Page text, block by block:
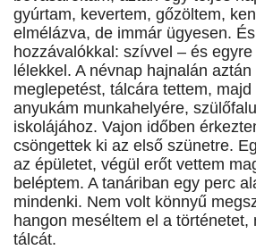
gyúrtam, kevertem, gőzöltem,
elmélázva, de immár ügyesen.
hozzávalókkal: szívvel – és
lélekkel. A névnap hajnalán
meglepetést, tálcára tettem,
anyukám munkahelyére,
iskolájához. Vajon időben
csöngettek ki az első szünetre.
az épületet, végül erőt vettem
beléptem. A tanáriban egy perc
mindenki. Nem volt könnyű
hangon meséltem el a történetet,
tálcát.